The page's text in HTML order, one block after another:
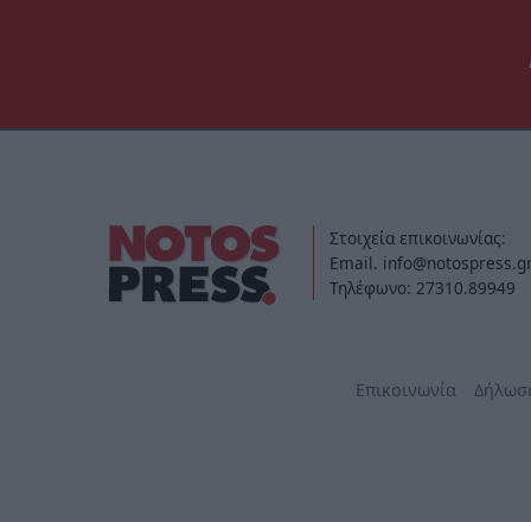
Στοιχεία επικοινωνίας:
Email. info@notospress.gr
Τηλέφωνο: 27310.89949
Επικοινωνία